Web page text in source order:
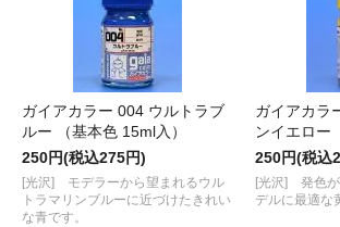
ガイアカラー 004 ウルトラブ
ルー （基本色 15ml入）
250円(税込275円)
[光沢] モデラーから望まれるウル
トラマリンブルーに近づけたきれい
な青です。
ガイアカラ
ンイエロー
250円(税込
[光沢] 発色が
デルに最適な